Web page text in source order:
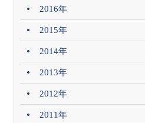
2016年
2015年
2014年
2013年
2012年
2011年